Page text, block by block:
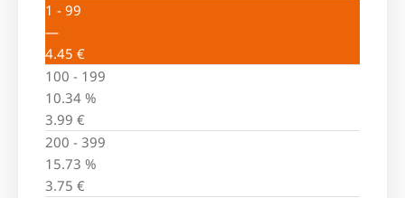
1 - 99
—
4.45 €
100 - 199
10.34 %
3.99 €
200 - 399
15.73 %
3.75 €